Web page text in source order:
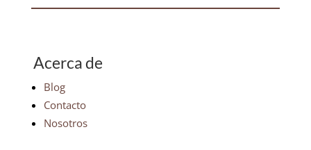
Acerca de
Blog
Contacto
Nosotros